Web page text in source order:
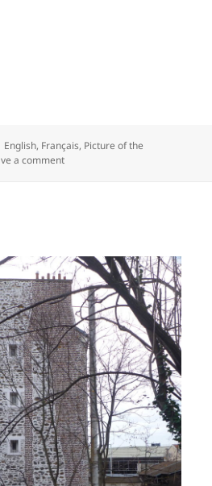
Categories
English, Français, Picture of the
a commenton L’aussière